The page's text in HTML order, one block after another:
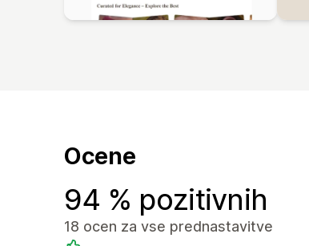
Ocene
94 % pozitivnih
18 ocen za vse prednastavitve